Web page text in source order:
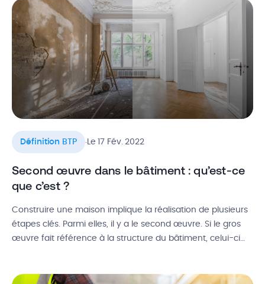
oeuvre et de second oeuvre, cette étape est cruciale pour
[…]
Définition BTP Le 17 Fév. 2022
Second œuvre dans le bâtiment : qu’est-ce
que c’est ?
Construire une maison implique la réalisation de plusieurs
étapes clés. Parmi elles, il y a le second œuvre. Si le gros
œuvre fait référence à la structure du bâtiment, celui-ci
Alors, qu’est-ce que le second œuvre dans le bâtiment ?